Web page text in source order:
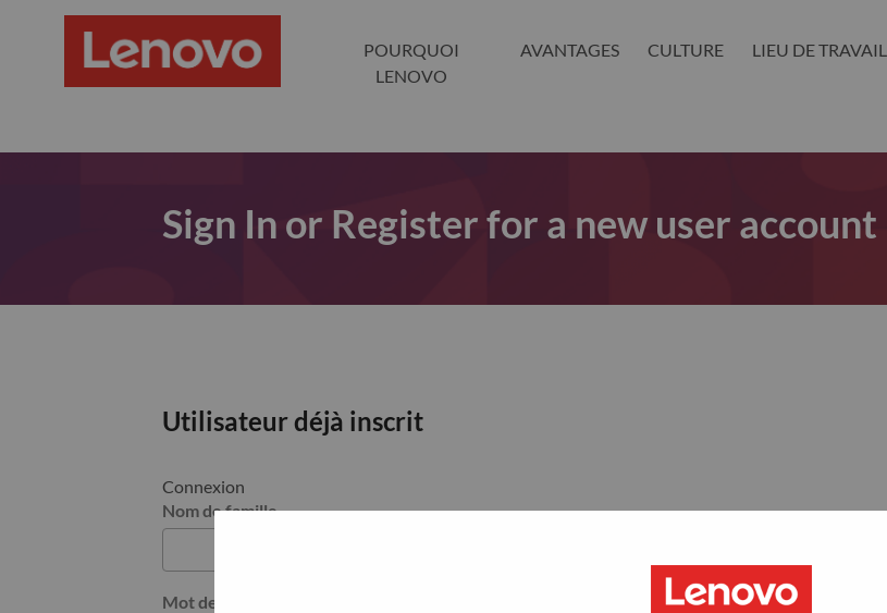
POURQUOI
LENOVO
AVANTAGES CULTURE LIEU DE TRAVAIL
Sign In or Register for a new user account
Utilisateur déjà inscrit
Connexion
Nom de famille
Mot de passe